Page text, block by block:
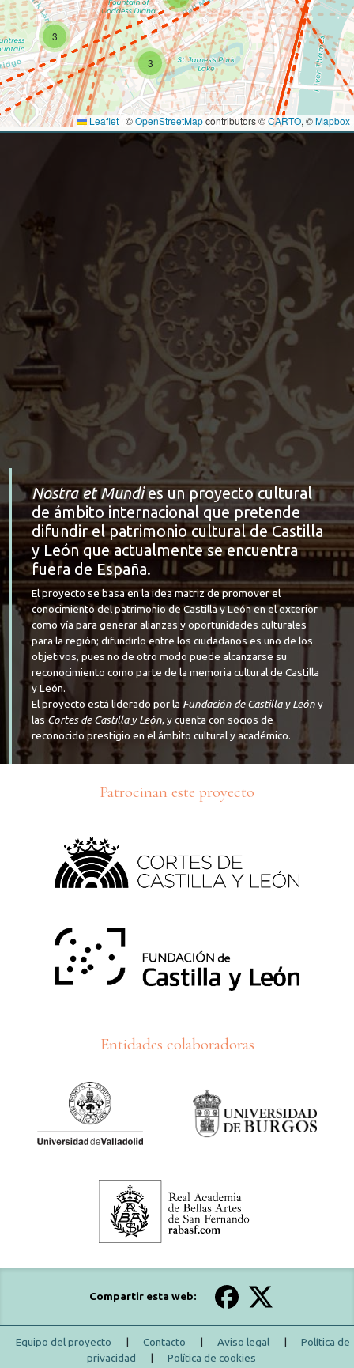
3
3
Leaflet | ©OpenStreetMapcontributors ©CARTO, ©Mapbox
Nostra et Mundies un proyecto cultural
de ámbito internacional que pretende
difundir el patrimonio cultural de Castilla
y León que actualmente se encuentra
fuera de España.
El proyecto se basa en la idea matriz de promover el
conocimiento del patrimonio de Castilla y León en el exterior
como vía para generar alianzas y oportunidades culturales
para la región; difundirlo entre los ciudadanos es uno de los
objetivos, pues no de otro modo puede alcanzarse su
reconocimiento como parte de la memoria cultural de Castilla
y León.
El proyecto está liderado por la Fundación de Castilla y Leóny
lasCortes de Castilla y León, y cuenta con socios de
reconocido prestigio en el ámbito cultural y académico.
Patrocinan este proyecto
Entidades colaboradoras
Compartir esta web:
Equipo del proyecto | Contacto | Aviso legal |
Política de
privacidad
| Política de cookies